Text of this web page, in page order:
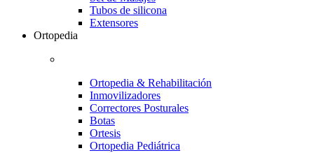
Tubos de silicona
Extensores
Ortopedia
Ortopedia & Rehabilitación
Inmovilizadores
Correctores Posturales
Botas
Ortesis
Ortopedia Pediátrica